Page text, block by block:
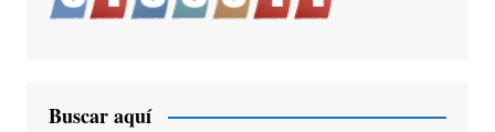
Buscar aquí